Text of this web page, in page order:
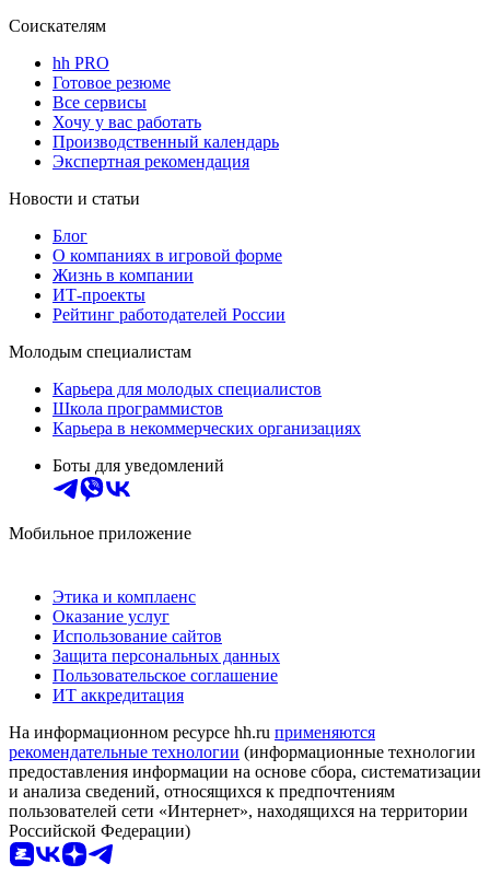
Соискателям
hh PRO
Готовое резюме
Все сервисы
Хочу у вас работать
Производственный календарь
Экспертная рекомендация
Новости и статьи
Блог
О компаниях в игровой форме
Жизнь в компании
ИТ-проекты
Рейтинг работодателей России
Молодым специалистам
Карьера для молодых специалистов
Школа программистов
Карьера в некоммерческих организациях
Боты для уведомлений
Мобильное приложение
Этика и комплаенс
Оказание услуг
Использование сайтов
Защита персональных данных
Пользовательское соглашение
ИТ аккредитация
На информационном ресурсе hh.ru применяются
рекомендательные технологии (информационные технологии
предоставления информации на основе сбора, систематизации
и анализа сведений, относящихся к предпочтениям
пользователей сети «Интернет», находящихся на территории
Российской Федерации)